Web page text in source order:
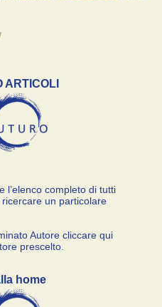
ARTICOLI
l’elenco completo di tutti
un particolare
Autore cliccare qui
prescelto.
home